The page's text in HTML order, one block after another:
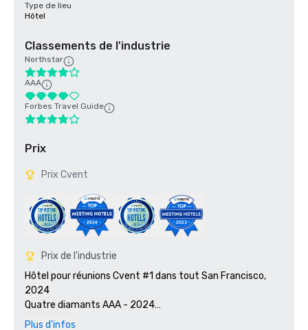
Type de lieu
Hôtel
Classements de l'industrie
Northstar
AAA
Forbes Travel Guide
Prix
Prix Cvent
Prix de l'industrie
Hôtel pour réunions Cvent #1 dans tout San Francisco,
2024
Quatre diamants AAA - 2024
Smart Meetings - Lauréat du prix Platinum Choice 2024
Plus d'infos